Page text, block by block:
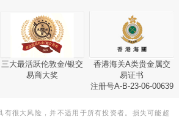
三大最活跃伦敦金/银交
易商大奖
香港海关A类贵金属交
易证书
注册号A-B-23-06-00639
有很大风险，并不适用于所有投资者。损失可能超